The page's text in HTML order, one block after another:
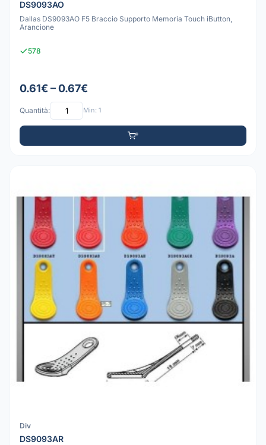
DS9093AO
Dallas DS9093AO F5 Braccio Supporto Memoria Touch iButton,
Arancione
578
0.61€ – 0.67€
Quantità: Min: 1
Div
DS9093AR